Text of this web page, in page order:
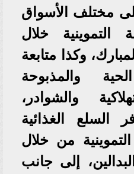
مختلف الأسواق
التموينية خلال
وكذا متابعة
والمذبوحة
والشوادر،
السلع الغذائية
من خلال
إلى جانب